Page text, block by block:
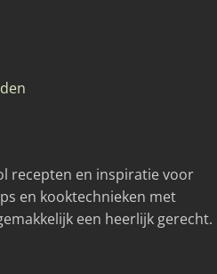
recepten en inspiratie voor
en kooktechnieken met
een heerlijk gerecht.